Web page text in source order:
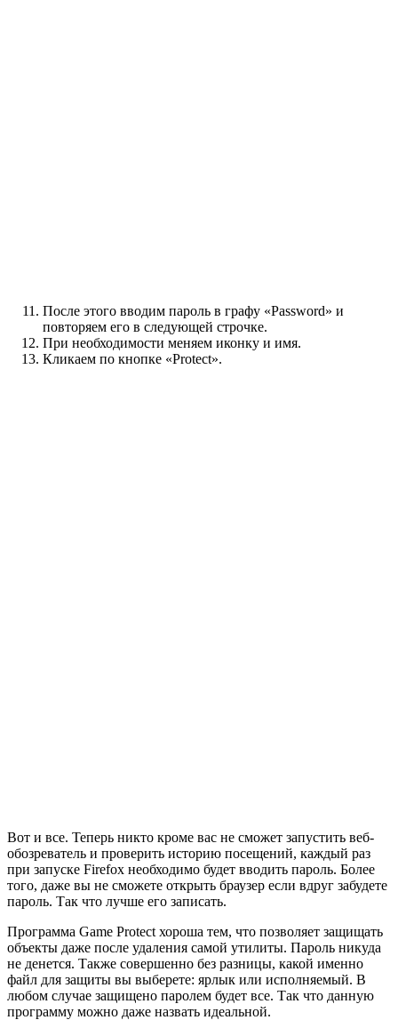
После этого вводим пароль в графу «Password» и
повторяем его в следующей строчке.
При необходимости меняем иконку и имя.
Кликаем по кнопке «Protect».
Вот и все. Теперь никто кроме вас не сможет запустить веб-
обозреватель и проверить историю посещений, каждый раз
при запуске Firefox необходимо будет вводить пароль. Более
того, даже вы не сможете открыть браузер если вдруг забудете
пароль. Так что лучше его записать.
Программа Game Protect хороша тем, что позволяет защищать
объекты даже после удаления самой утилиты. Пароль никуда
не денется. Также совершенно без разницы, какой именно
файл для защиты вы выберете: ярлык или исполняемый. В
любом случае защищено паролем будет все. Так что данную
программу можно даже назвать идеальной.